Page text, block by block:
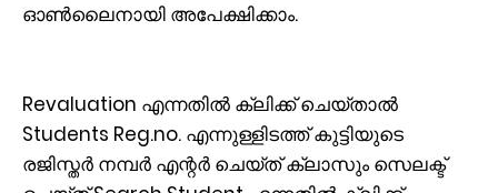
ഓണ്‍ലൈനായി അപേക്ഷിക്കാം.
Revaluation എന്നതില്‍ ക്ലിക്ക് ചെയ്താല്‍
Students Reg.no. എന്നുള്ളിടത്ത് കുട്ടിയുടെ
രജിസ്തര്‍ നമ്പര്‍ എന്റര്‍ ചെയ്ത് ക്ലാസും സെലക്ട്